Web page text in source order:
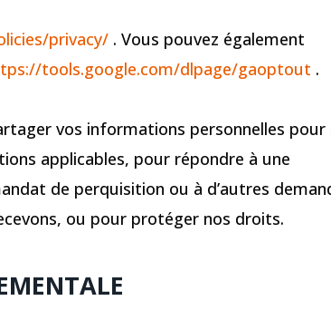
privacy/ . Vous pouvez également
tools.google.com/dlpage/gaoptout .
vos informations personnelles pour
applicables, pour répondre à une
de perquisition ou à d’autres
ou pour protéger nos droits.